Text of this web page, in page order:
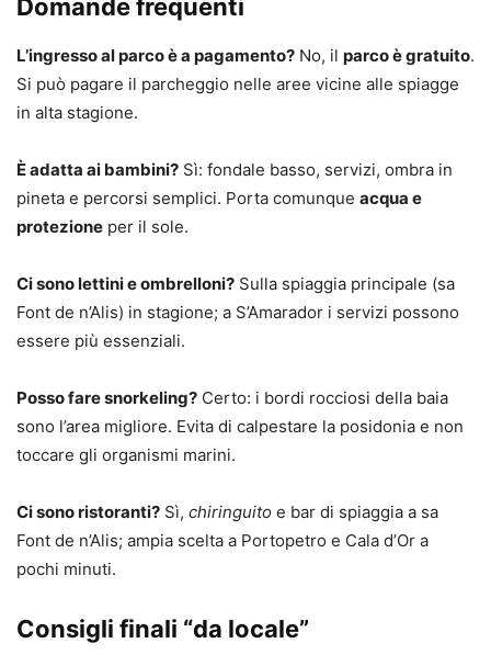
Domande frequenti
L’ingresso al parco è a pagamento? No, il parco è gratuito.
Si può pagare il parcheggio nelle aree vicine alle spiagge
in alta stagione.
È adatta ai bambini? Sì: fondale basso, servizi, ombra in
pineta e percorsi semplici. Porta comunque acqua e
protezione per il sole.
Ci sono lettini e ombrelloni? Sulla spiaggia principale (sa
Font de n’Alis) in stagione; a S’Amarador i servizi possono
essere più essenziali.
Posso fare snorkeling? Certo: i bordi rocciosi della baia
sono l’area migliore. Evita di calpestare la posidonia e non
toccare gli organismi marini.
Ci sono ristoranti? Sì, chiringuito e bar di spiaggia a sa
Font de n’Alis; ampia scelta a Portopetro e Cala d’Or a
pochi minuti.
Consigli finali “da locale”